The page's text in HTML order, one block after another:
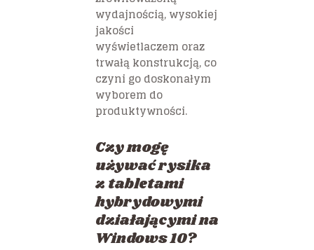
wydajnością, wysokiej
jakości
wyświetlaczem oraz
trwałą konstrukcją, co
czyni go doskonałym
wyborem do
produktywności.
Czy mogę
używać rysika
z tabletami
hybrydowymi
działającymi na
Windows 10?